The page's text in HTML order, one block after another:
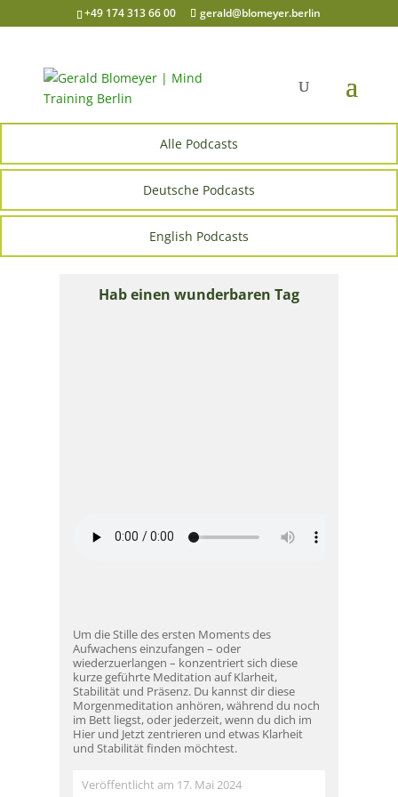
+49 174 313 66 00 gerald@blomeyer.berlin
Alle Podcasts
Deutsche Podcasts
English Podcasts
Hab einen wunderbaren Tag
Um die Stille des ersten Moments des
Aufwachens einzufangen – oder
wiederzuerlangen – konzentriert sich diese
kurze geführte Meditation auf Klarheit,
Stabilität und Präsenz. Du kannst dir diese
Morgenmeditation anhören, während du noch
im Bett liegst, oder jederzeit, wenn du dich im
Hier und Jetzt zentrieren und etwas Klarheit
und Stabilität finden möchtest.
Veröffentlicht am 17. Mai 2024